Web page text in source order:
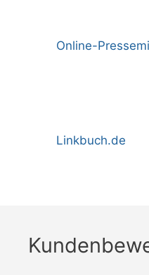
Online-
Linkbuch.de